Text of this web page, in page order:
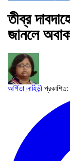
তীব্র
জানলে
অর্পিতা লাহিড়ী